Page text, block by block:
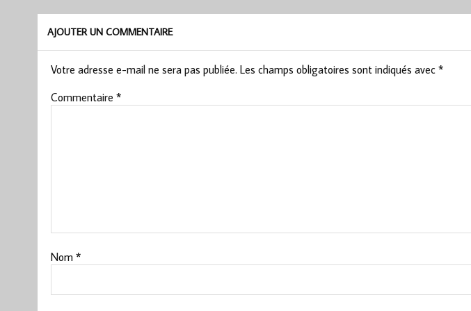
AJOUTER UN COMMENTAIRE
Votre adresse e-mail ne sera pas publiée. Les champs obligatoires sont indiqués avec *
Commentaire *
Nom *